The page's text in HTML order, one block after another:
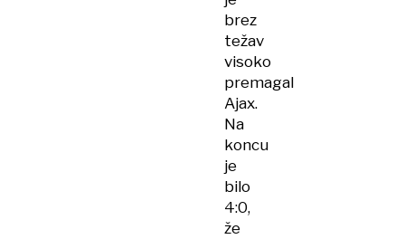
brez
težav
visoko
premagal
Ajax.
Na
koncu
je
bilo
4:0,
že